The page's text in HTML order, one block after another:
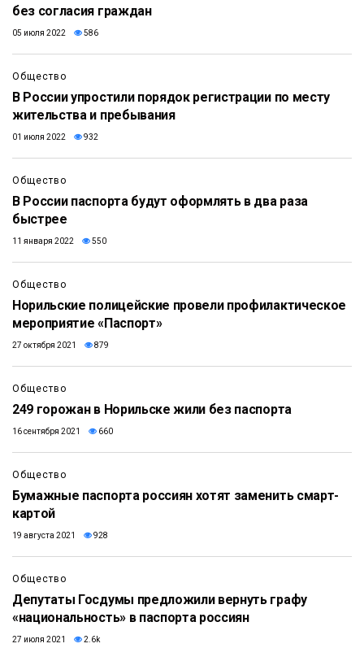
без согласия граждан
05 июля 2022 586
Общество
В России упростили порядок регистрации по месту
жительства и пребывания
01 июля 2022 932
Общество
В России паспорта будут оформлять в два раза
быстрее
11 января 2022 550
Общество
Норильские полицейские провели профилактическое
мероприятие «Паспорт»
27 октября 2021 879
Общество
249 горожан в Норильске жили без паспорта
16 сентября 2021 660
Общество
Бумажные паспорта россиян хотят заменить смарт-
картой
19 августа 2021 928
Общество
Депутаты Госдумы предложили вернуть графу
«национальность» в паспорта россиян
27 июля 2021 2.6k